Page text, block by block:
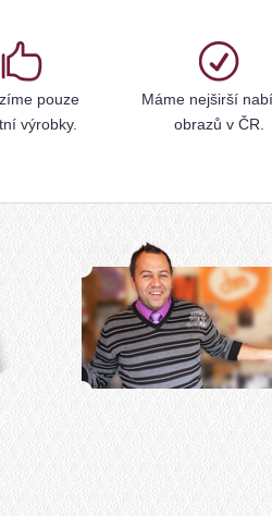
pouze
výrobky.
Máme nejširší
obrazů v ČR.